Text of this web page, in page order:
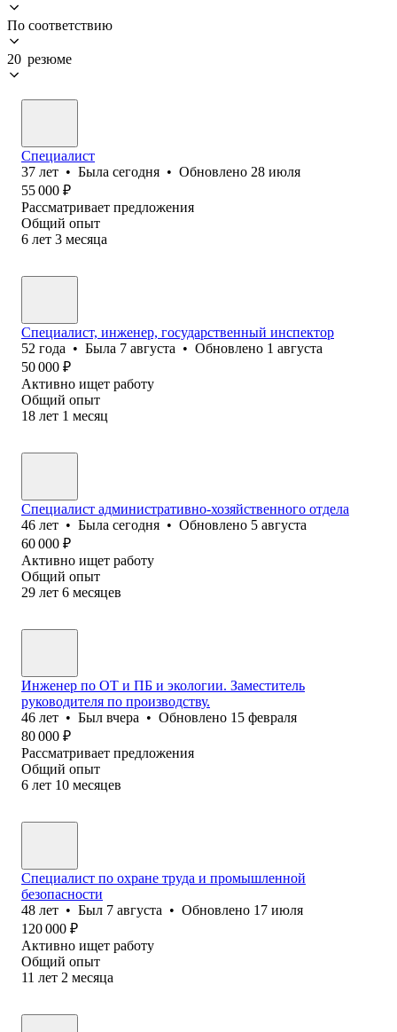
По соответствию
20 резюме
Специалист
37 лет • Была сегодня • Обновлено 28 июля
55 000 ₽
Рассматривает предложения
Общий опыт
6 лет 3 месяца
Специалист, инженер, государственный инспектор
52 года • Была 7 августа • Обновлено 1 августа
50 000 ₽
Активно ищет работу
Общий опыт
18 лет 1 месяц
Специалист административно-хозяйственного отдела
46 лет • Была сегодня • Обновлено 5 августа
60 000 ₽
Активно ищет работу
Общий опыт
29 лет 6 месяцев
Инженер по ОТ и ПБ и экологии. Заместитель
руководителя по производству.
46 лет • Был вчера • Обновлено 15 февраля
80 000 ₽
Рассматривает предложения
Общий опыт
6 лет 10 месяцев
Специалист по охране труда и промышленной
безопасности
48 лет • Был 7 августа • Обновлено 17 июля
120 000 ₽
Активно ищет работу
Общий опыт
11 лет 2 месяца